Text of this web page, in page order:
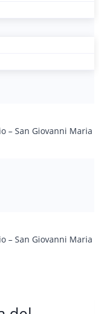
– San Giovanni Maria
– San Giovanni Maria